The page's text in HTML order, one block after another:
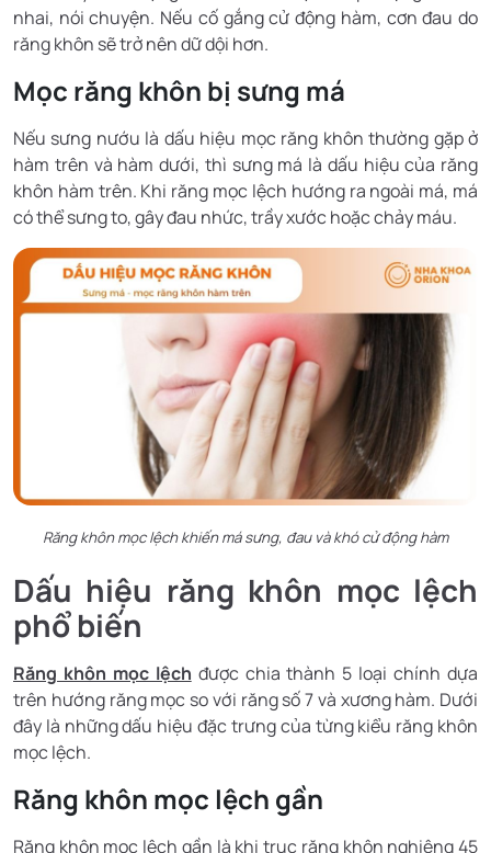
nhai, nói chuyện. Nếu cố gắng cử động hàm, cơn đau do
răng khôn sẽ trở nên dữ dội hơn.
Mọc răng khôn bị sưng má
Nếu sưng nướu là dấu hiệu mọc răng khôn thường gặp ở
hàm trên và hàm dưới, thì sưng má là dấu hiệu của răng
khôn hàm trên. Khi răng mọc lệch hướng ra ngoài má, má
có thể sưng to, gây đau nhức, trầy xước hoặc chảy máu.
Răng khôn mọc lệch khiến má sưng, đau và khó cử động hàm
Dấu hiệu răng khôn mọc lệch
phổ biến
Răng khôn mọc lệch được chia thành 5 loại chính dựa
trên hướng răng mọc so với răng số 7 và xương hàm. Dưới
đây là những dấu hiệu đặc trưng của từng kiểu răng khôn
mọc lệch.
Răng khôn mọc lệch gần
Răng khôn mọc lệch gần là khi trục răng khôn nghiêng 45